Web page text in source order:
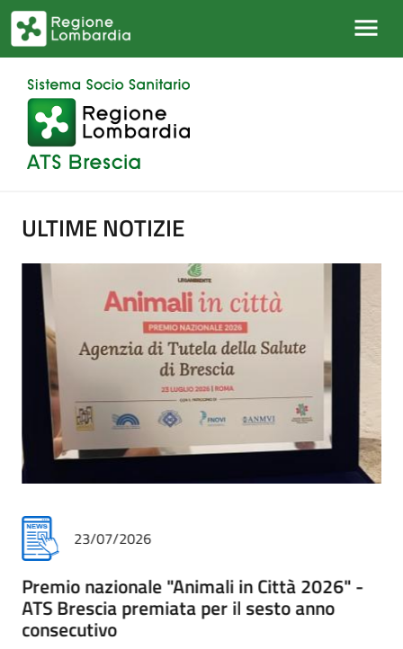
Salta al contenuto principale
ULTIME NOTIZIE
23/07/2026
Premio nazionale "Animali in Città 2026" -
ATS Brescia premiata per il sesto anno
consecutivo